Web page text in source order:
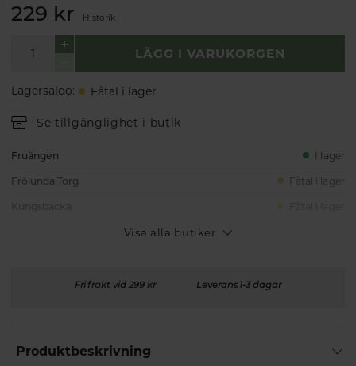
229 kr Historik
LÄGG I VARUKORGEN
Lagersaldo: Fåtal i lager
Se tillgänglighet i butik
Fruängen I lager
Frölunda Torg Fåtal i lager
Visa alla butiker
Fri frakt vid 299 kr Leverans 1-3 dagar
Produktbeskrivning